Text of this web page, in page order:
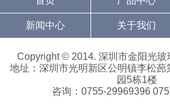
新闻中心 关于我们
Copyright © 2014. 深圳市金阳光玻
地址：深圳市光明新区公明镇李松蓢
园5栋1楼
咨询：0755-29969396